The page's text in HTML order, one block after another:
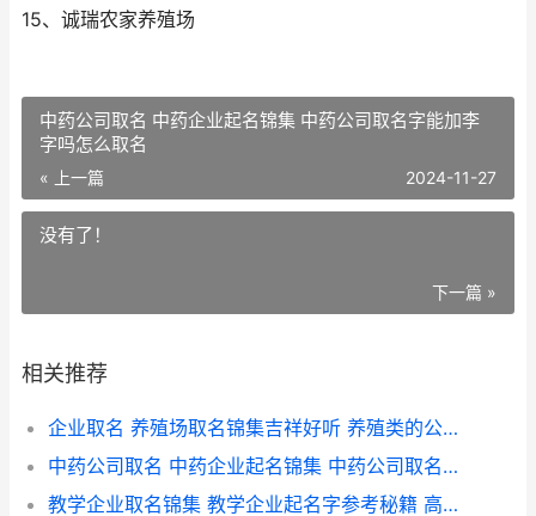
15、诚瑞农家养殖场
中药公司取名 中药企业起名锦集 中药公司取名字能加李
字吗怎么取名
« 上一篇 2024-11-27
没有了！
下一篇 »
相关推荐
企业取名 养殖场取名锦集吉祥好听 养殖类的公司名称
中药公司取名 中药企业起名锦集 中药公司取名字能加李字吗怎么取名
教学企业取名锦集 教学企业起名字参考秘籍 高大上的教育公司名字